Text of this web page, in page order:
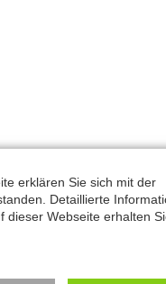
erklären Sie sich mit der
Detaillierte
dieser Webseite erhalten